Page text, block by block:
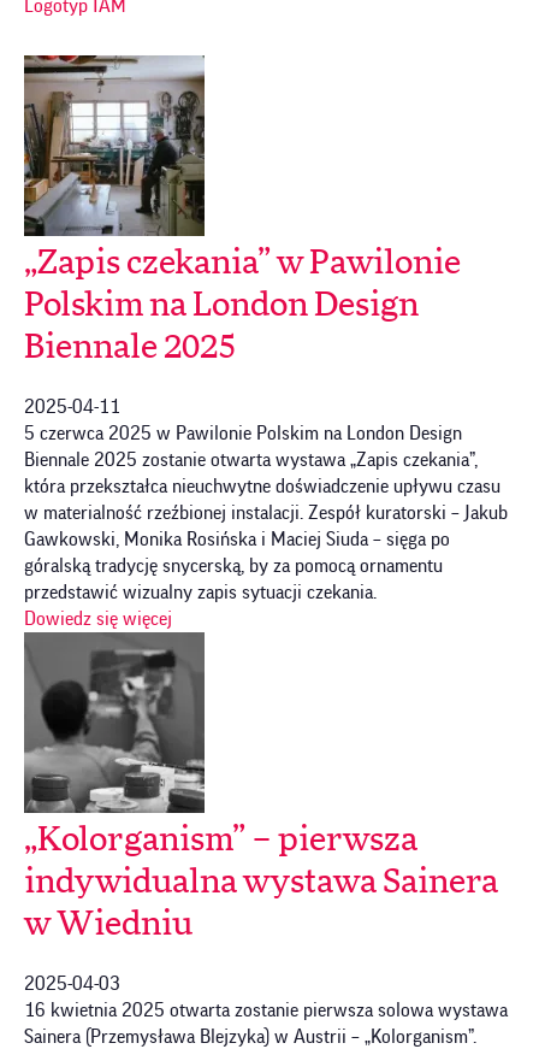
Logotyp IAM
„Zapis czekania” w Pawilonie
Polskim na London Design
Biennale 2025
2025-04-11
5 czerwca 2025 w Pawilonie Polskim na London Design
Biennale 2025 zostanie otwarta wystawa „Zapis czekania”,
która przekształca nieuchwytne doświadczenie upływu czasu
w materialność rzeźbionej instalacji. Zespół kuratorski – Jakub
Gawkowski, Monika Rosińska i Maciej Siuda – sięga po
góralską tradycję snycerską, by za pomocą ornamentu
przedstawić wizualny zapis sytuacji czekania.
Dowiedz się więcej
„Kolorganism” – pierwsza
indywidualna wystawa Sainera
w Wiedniu
2025-04-03
16 kwietnia 2025 otwarta zostanie pierwsza solowa wystawa
Sainera (Przemysława Blejzyka) w Austrii – „Kolorganism”.